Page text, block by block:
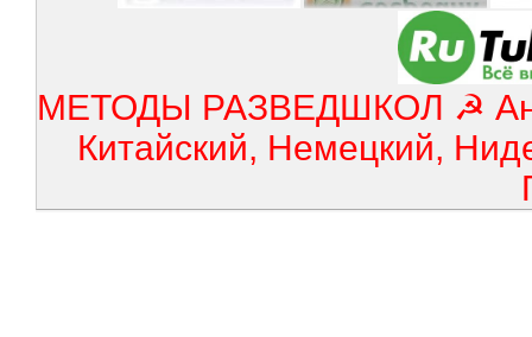
МЕТОДЫ РАЗВЕДШКОЛ ☭
Китайский, Немецкий,